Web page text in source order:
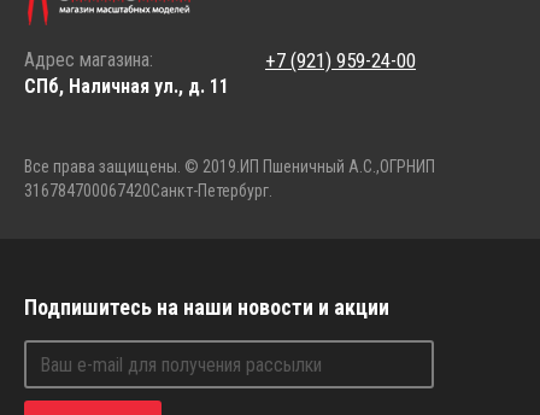
Адрес магазина:
СПб, Наличная ул., д. 11
+7 (921) 959-24-00
Все права защищены. © 2019. ИП Пшеничный А.С.,ОГРНИП
316784700067420Санкт-Петербург.
Подпишитесь на наши новости и акции